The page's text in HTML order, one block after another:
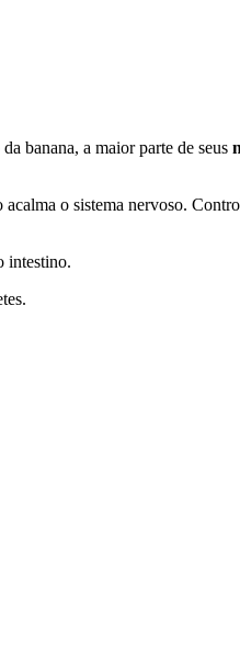
banana, a maior parte de seus
o sistema nervoso.
intestino.